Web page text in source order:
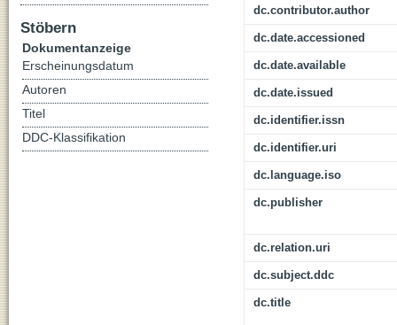
dc.contributor.author
dc.date.accessioned
dc.date.available
dc.date.issued
dc.identifier.issn
dc.identifier.uri
dc.language.iso
dc.publisher
dc.relation.uri
dc.subject.ddc
dc.title
Stöbern
Dokumentanzeige
Erscheinungsdatum
Autoren
Titel
DDC-Klassifikation